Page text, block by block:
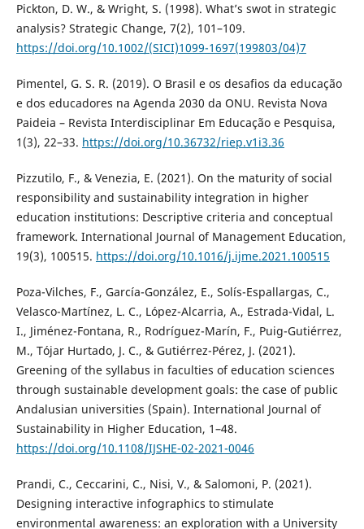
Pickton, D. W., & Wright, S. (1998). What’s swot in strategic
analysis? Strategic Change, 7(2), 101–109.
https://doi.org/10.1002/(SICI)1099-1697(199803/04)7
Pimentel, G. S. R. (2019). O Brasil e os desafios da educação
e dos educadores na Agenda 2030 da ONU. Revista Nova
Paideia – Revista Interdisciplinar Em Educação e Pesquisa,
1(3), 22–33. https://doi.org/10.36732/riep.v1i3.36
Pizzutilo, F., & Venezia, E. (2021). On the maturity of social
responsibility and sustainability integration in higher
education institutions: Descriptive criteria and conceptual
framework. International Journal of Management Education,
19(3), 100515. https://doi.org/10.1016/j.ijme.2021.100515
Poza-Vilches, F., García-González, E., Solís-Espallargas, C.,
Velasco-Martínez, L. C., López-Alcarria, A., Estrada-Vidal, L.
I., Jiménez-Fontana, R., Rodríguez-Marín, F., Puig-Gutiérrez,
M., Tójar Hurtado, J. C., & Gutiérrez-Pérez, J. (2021).
Greening of the syllabus in faculties of education sciences
through sustainable development goals: the case of public
Andalusian universities (Spain). International Journal of
Sustainability in Higher Education, 1–48.
https://doi.org/10.1108/IJSHE-02-2021-0046
Prandi, C., Ceccarini, C., Nisi, V., & Salomoni, P. (2021).
Designing interactive infographics to stimulate
environmental awareness: an exploration with a University